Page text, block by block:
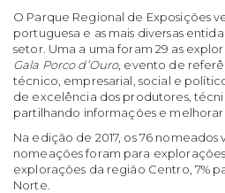
O Parque Regional de Exposições
portuguesa e as mais diversas
setor. Uma a uma foram 29 as
Gala Porco d’Ouro, evento de
técnico, empresarial, social e
de excelência dos produtores,
partilhando informações e
Na edição de 2017, os 76
nomeações foram para explorações
explorações da região Centro, 7%
Norte.